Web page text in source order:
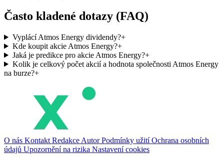
Často kladené dotazy (FAQ)
Vyplácí Atmos Energy dividendy?+
Kde koupit akcie Atmos Energy?+
Jaká je predikce pro akcie Atmos Energy?+
Kolik je celkový počet akcií a hodnota společnosti Atmos Energy
na burze?+
O nás Kontakt Redakce AutorPodmínky užitíOchrana osobních
údajů Upozornění na rizika Nastavení cookies